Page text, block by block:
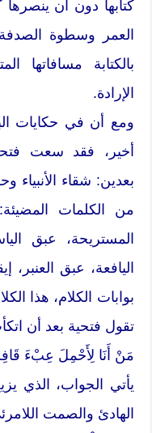
كتابها دون أن ينصرها
العمر وسطوة
بالكتابة مسافاتها
الإرادة.
ومع أن في حكايات
أخير، فقد سعت
بعدين: شقاء
من الكلمات المضيئة:
المستريحة، عبق
اليافعة، عبق
بوابات الكلام، هذا
تقول فتحية بعد أن
مَنْ أَنَا لِأَحْمِلَ عِبْءَ
يأتي الجواب، الذي
الهادئ والصمت